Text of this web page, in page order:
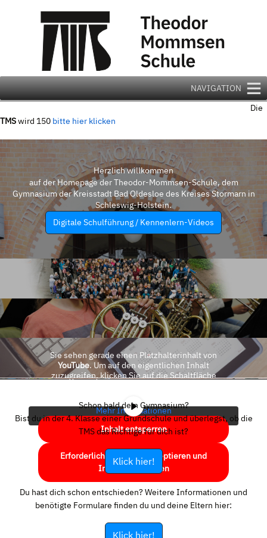
NAVIGATION
Die
TMSwird 150 bitte hier klicken
Herzlich willkommen
auf der Homepage der Theodor-Mommsen-Schule, dem
Gymnasium der Kreisstadt Bad Oldesloe des Kreises Stormarn in
Schleswig-Holstein.
Digitale Schulführung / Kennenlern-Videos
Sie sehen gerade einen Platzhalterinhalt von
YouTube. Um auf den eigentlichen Inhalt
zuzugreifen, klicken Sie auf die Schaltfläche
Mehr Informationen
Inhalt entsperren
Erforderlichen Service akzeptieren und
Inhalte entsperren
Schon bald dein Gymnasium?
Bist du in der 4. Klasse einer Grundschule und überlegst, ob die
TMS das Richtige für dich ist?
Klick hier!
Du hast dich schon entschieden? Weitere Informationen und
benötigte Formulare finden du und deine Eltern hier:
Klick hier!